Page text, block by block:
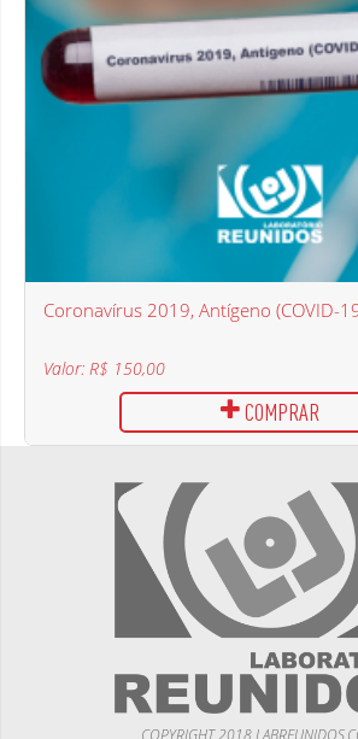
Coronavírus 2019, Antígeno (COVID-
Valor: R$ 150,00
COMPRAR
COPYRIGHT 2018